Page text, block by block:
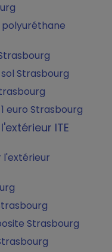
polyuréthane
Strasbourg
euro Strasbourg
ITE
l'extérieur
Strasbourg